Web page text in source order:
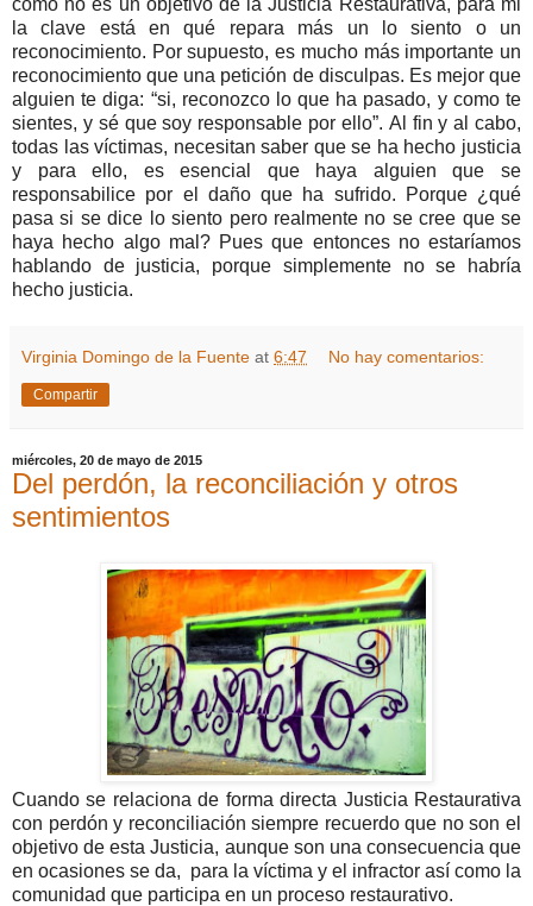
la clave está en qué repara más un lo siento o un
reconocimiento. Por supuesto, es mucho más importante un
reconocimiento que una petición de disculpas. Es mejor que
alguien te diga: “si, reconozco lo que ha pasado, y como te
sientes, y sé que soy responsable por ello”. Al fin y al cabo,
todas las víctimas, necesitan saber que se ha hecho justicia
y para ello, es esencial que haya alguien que se
responsabilice por el daño que ha sufrido.
Porque ¿qué
pasa si se dice lo siento pero realmente no se cree que se
haya hecho algo mal? Pues que entonces no estaríamos
hablando de justicia, porque simplemente no se habría
hecho justicia.
Virginia Domingo de la Fuente at 6:47 No hay comentarios:
Compartir
miércoles, 20 de mayo de 2015
Del perdón, la reconciliación y otros
sentimientos
Cuando se relaciona de forma directa Justicia Restaurativa
con perdón y reconciliación siempre recuerdo que no son el
objetivo de esta Justicia, aunque son una consecuencia que
en ocasiones se da, para la víctima y el infractor así como la
comunidad que participa en un proceso restaurativo.